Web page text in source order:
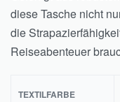
diese Tasche nicht
die
Reiseabenteuer
TEXTILFARBE